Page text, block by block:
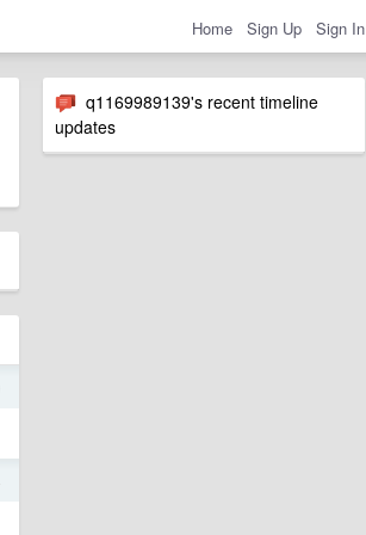
Home Sign Up Sign In
q1169989139's recent timeline
updates